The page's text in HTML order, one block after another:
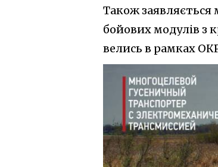
Також
бойових модулів з
велись в рамках